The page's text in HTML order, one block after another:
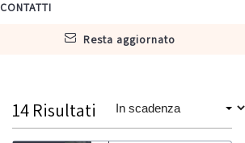
CONTATTI
resta aggiornato
14 Risultati